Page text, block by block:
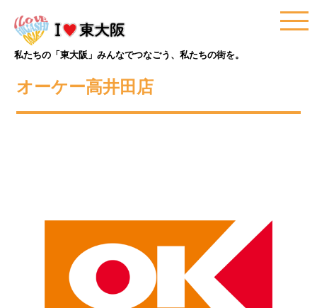
私たちの「東大阪」みんなでつなごう、私たちの街を。
オーケー高井田店